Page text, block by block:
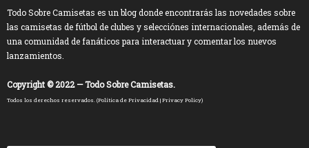
Todo Sobre Camisetas es un blog donde encontrarás las novedades sobre
las camisetas de fútbol de clubes y selecciónes internacionales, además de
una comunidad de fanáticos para interactuar y comentar los nuevos
lanzamientos.
Copyright © 2022 — Todo Sobre Camisetas.
Todos los derechos reservados. (Política de Privacidad | Privacy Policy)